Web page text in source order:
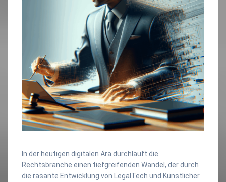
In der heutigen digitalen Ära durchläuft die
Rechtsbranche einen tiefgreifenden Wandel, der durch
die rasante Entwicklung von LegalTech und Künstlicher